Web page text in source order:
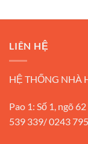
LIÊN HỆ
HỆ THỐNG NHÀ
Pao 1: Số 1, ngõ
539 339/ 0243